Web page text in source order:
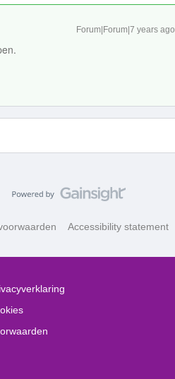
Forum|Forum|7 years ago
Accessibility statement